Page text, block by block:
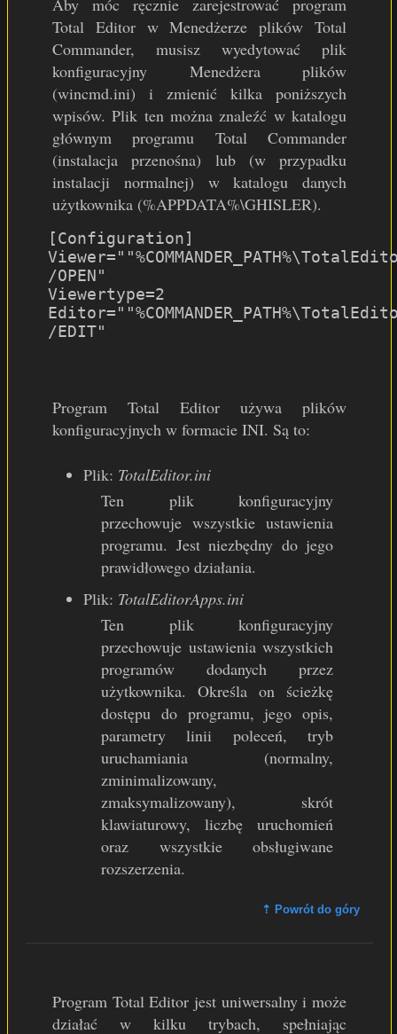
Aby móc ręcznie zarejestrować program
Total Editor w Menedżerze plików Total
Commander, musisz wyedytować plik
konfiguracyjny Menedżera plików
(wincmd.ini) i zmienić kilka poniższych
wpisów. Plik ten można znaleźć w katalogu
głównym programu Total Commander
(instalacja przenośna) lub (w przypadku
instalacji normalnej) w katalogu danych
użytkownika (%APPDATA%\GHISLER).
[Configuration]
/OPEN"
Viewertype=2
/EDIT"
Program Total Editor używa plików
konfiguracyjnych w formacie INI. Są to:
Plik: TotalEditor.ini
Ten plik konfiguracyjny
przechowuje wszystkie ustawienia
programu. Jest niezbędny do jego
prawidłowego działania.
Plik: TotalEditorApps.ini
Ten plik konfiguracyjny
przechowuje ustawienia wszystkich
programów dodanych przez
użytkownika. Określa on ścieżkę
dostępu do programu, jego opis,
parametry linii poleceń, tryb
uruchamiania (normalny,
zminimalizowany,
zmaksymalizowany), skrót
klawiaturowy, liczbę uruchomień
oraz wszystkie obsługiwane
rozszerzenia.
⇡ Powrót do góry
Program Total Editor jest uniwersalny i może
działać w kilku trybach, spełniając